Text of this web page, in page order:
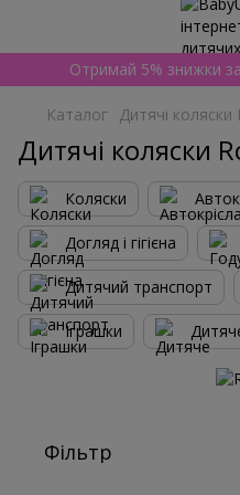
Отримай 5% знижки
Каталог Дитячі коляски
Дитячі коляски
Коляски
Догляд і гігієна
Дитячий транспорт
Іграшки
Фільтр